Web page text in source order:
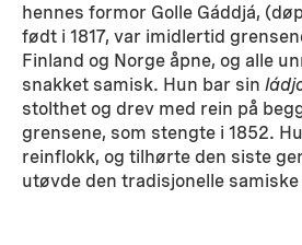
hennes formor Golle Gáddjá,
født i 1817, var imidlertid
Finland og Norge åpne, og alle
snakket samisk. Hun bar sin
stolthet og drev med rein på
grensene, som stengte i 1852.
reinflokk, og tilhørte den siste
utøvde den tradisjonelle